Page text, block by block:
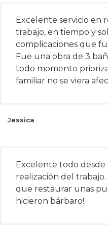
Excelente servicio en
trabajo, en tiempo y
complicaciones que
Fue una obra de 3
todo momento
familiar no se viera
Jessica
Excelente todo
realización del
que restaurar unas
hicieron bárbaro!